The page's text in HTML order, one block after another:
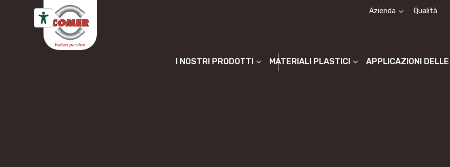
Vai al contenuto
Azienda Qualità
I NOSTRI PRODOTTI MATERIALI PLASTICI APPLICAZIONI